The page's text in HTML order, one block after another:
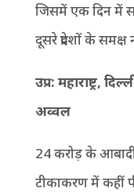
जिसमें एक दिन में
दूसरे प्रदेशों के
उप्र: महाराष्ट्र,
अव्वल
24 करोड़ के आबादी
टीकाकरण में कहीं